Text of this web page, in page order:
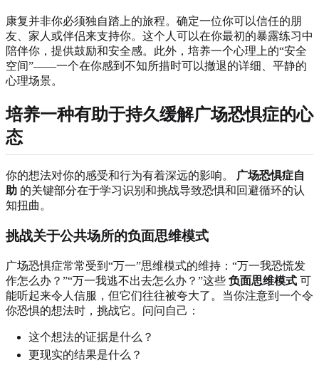
康复并非你必须独自踏上的旅程。确定一位你可以信任的朋
友、家人或伴侣来支持你。这个人可以在你最初的暴露练习中
陪伴你，提供鼓励和安全感。此外，培养一个心理上的“安全
空间”——一个在你感到不知所措时可以撤退的详细、平静的
心理场景。
培养一种有助于持久缓解广场恐惧症的心
态
你的想法对你的感受和行为有着深远的影响。 广场恐惧症自
助 的关键部分在于学习识别和挑战导致恐惧和回避循环的认
知扭曲。
挑战关于公共场所的负面思维模式
广场恐惧症常常受到“万一”思维模式的维持：“万一我恐慌发
作怎么办？”“万一我逃不出去怎么办？”这些 负面思维模式 可
能听起来令人信服，但它们往往被夸大了。当你注意到一个令
你恐惧的想法时，挑战它。问问自己：
这个想法的证据是什么？
更现实的结果是什么？